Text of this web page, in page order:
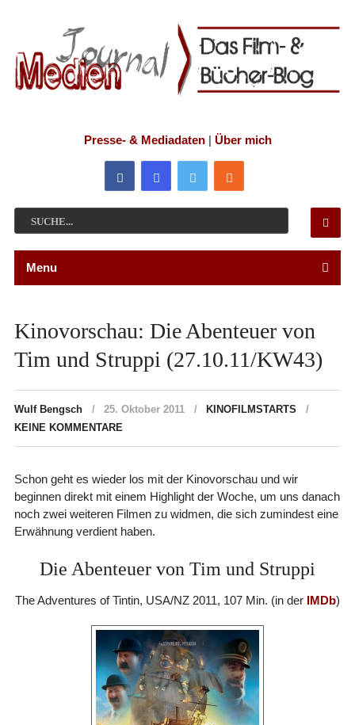
Presse- & Mediadaten| Über mich
Menu
Kinovorschau: Die Abenteuer von
Tim und Struppi (27.10.11/KW43)
Wulf Bengsch 25. Oktober 2011
KINOFILMSTARTS
KEINE KOMMENTARE
Schon geht es wieder los mit der Kinovorschau und wir
beginnen direkt mit einem Highlight der Woche, um uns danach
noch zwei weiteren Filmen zu widmen, die sich zumindest eine
Erwähnung verdient haben.
Die Abenteuer von Tim und Struppi
The Adventures of Tintin, USA/NZ 2011, 107 Min. (in der IMDb)